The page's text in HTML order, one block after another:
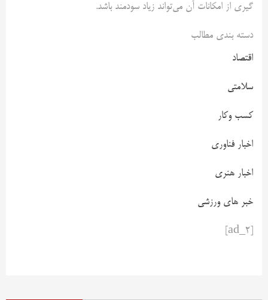
گیری از امکانات آن می‌تواند زیاد سودمند باشد.
دسته بندی مطالب
اقتصاد
سلامتی
کسب وکار
اخبار فناوری
اخبار هنری
خبر های ورزشی